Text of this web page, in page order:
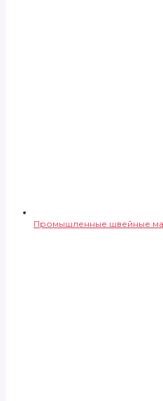
Промышленные швейные